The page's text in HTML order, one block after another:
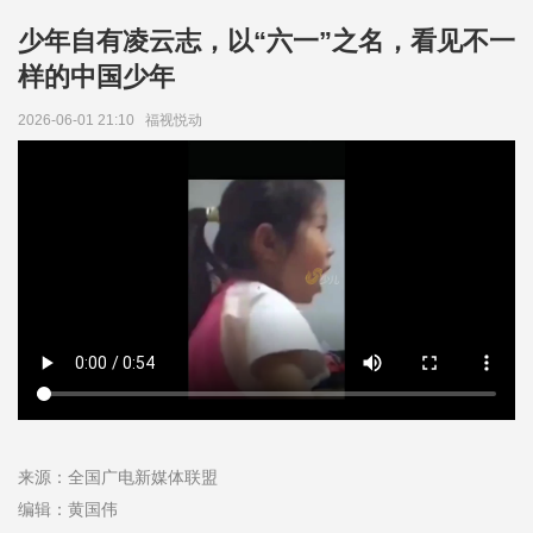
少年自有凌云志，以“六一”之名，看见不一
样的中国少年
2026-06-01 21:10 福视悦动
来源：全国广电新媒体联盟
编辑：黄国伟